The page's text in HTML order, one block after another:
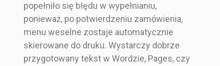
popełniło się błędu w wypełnianiu,
ponieważ, po potwierdzeniu zamówienia,
menu weselne zostaje automatycznie
skierowane do druku. Wystarczy dobrze
przygotowany tekst w Wordzie, Pages, czy